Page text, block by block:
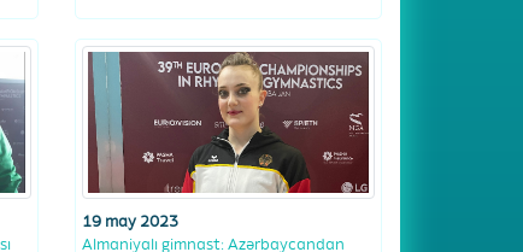
19 may 2023
Almaniyalı gimnast: Azərbaycandan